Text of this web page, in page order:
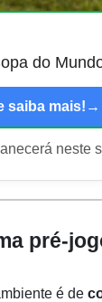
do
saiba mais! →
neste
pré-
é de